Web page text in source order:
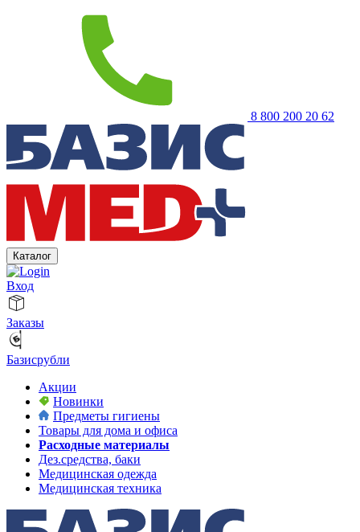
8 800 200 20 62
Каталог
Вход
Заказы
Базисрубли
Акции
Новинки
Предметы гигиены
Товары для дома и офиса
Расходные материалы
Дез.средства, баки
Медицинская одежда
Медицинская техника